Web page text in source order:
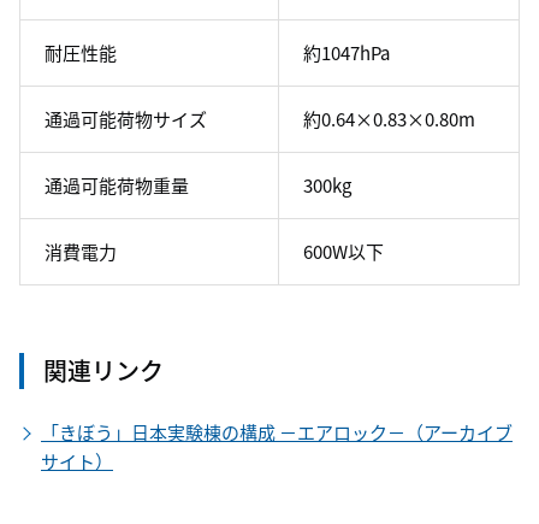
耐圧性能 約1047hPa
通過可能荷物サイズ 約0.64×0.83×0.80m
通過可能荷物重量 300kg
消費電力 600W以下
関連リンク
「きぼう」日本実験棟の構成 －エアロック－（アーカイブ
サイト）